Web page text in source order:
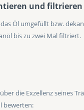
und filtrieren
Öl umgefüllt bzw.
bis zu zwei Mal filtriert.
die Exzellenz seines
bewerten: